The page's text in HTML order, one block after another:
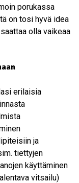
porukassa
on tosi hyvä idea
olla vaikeaa
erilaisia
ja
tiettyjen
käyttäminen
vitsailu)